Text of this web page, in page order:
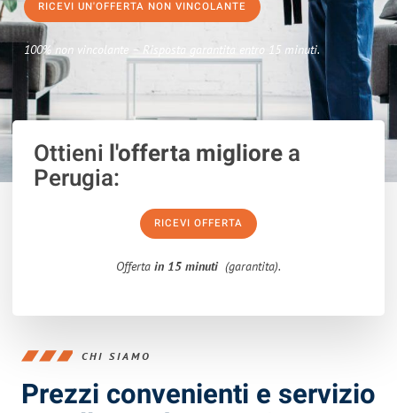
RICEVI UN'OFFERTA NON VINCOLANTE
100% non vincolante – Risposta garantita entro 15 minuti.
Ottieni l'offerta migliorea
Perugia:
RICEVI OFFERTA
Offerta in 15 minuti (garantita).
CHI SIAMO
Prezzi convenienti e servizio